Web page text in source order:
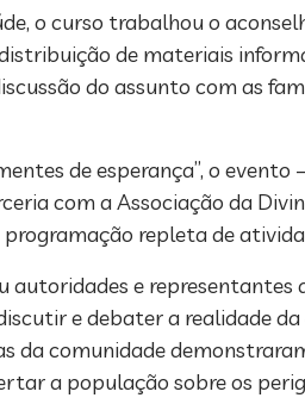
o curso trabalhou o
de materiais
do assunto com as
de esperança”, o
com a Associação da
repleta de
autoridades e representantes
e debater a realidade
da comunidade
a população sobre os